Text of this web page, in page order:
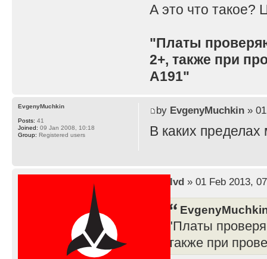
А это что такое?
"Платы
2+, также при
A191"
by EvgenyMuchkin» 01
В каких
EvgenyMuchkin
Posts: 41
Joined: 09 Jan 2008, 10:18
Group: Registered users
lvd» 01 Feb 2013,
"Платы
также при